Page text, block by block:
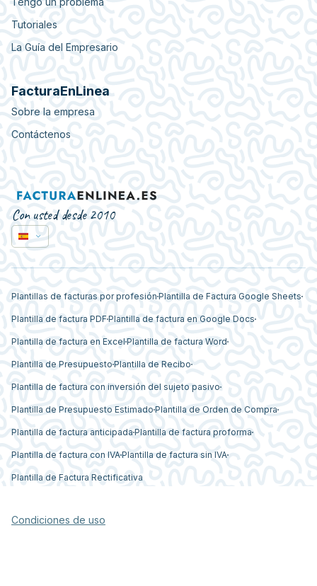
Tutoriales
La Guía del Empresario
FacturaEnLinea
Sobre la empresa
Contáctenos
Con usted desde 2010
Plantillas de facturas por profesión Plantilla de Factura Google Sheets
Plantilla de factura PDF Plantilla de factura en Google Docs
Plantilla de factura en Excel Plantilla de factura Word
Plantilla de Presupuesto Plantilla de Recibo
Plantilla de factura con inversión del sujeto pasivo
Plantilla de Presupuesto Estimado Plantilla de Orden de Compra
Plantilla de factura anticipada Plantilla de factura proforma
Plantilla de factura con IVAPlantilla de factura sin IVA
Plantilla de Factura Rectificativa
Condiciones de uso